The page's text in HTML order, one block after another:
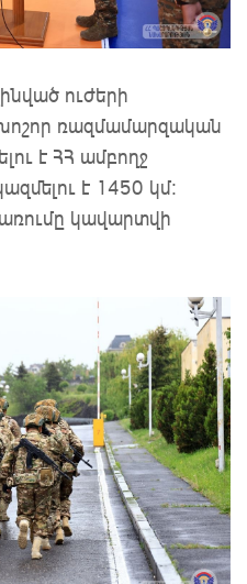
ուժերի
ռազմամարզական
է ՀՀ ամբողջ
է 1450 կմ։
կավարտվի